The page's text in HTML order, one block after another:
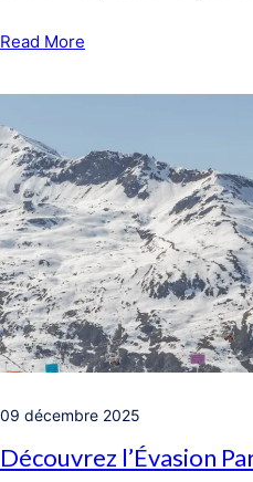
Read More
09 décembre 2025
Découvrez l’Évasion